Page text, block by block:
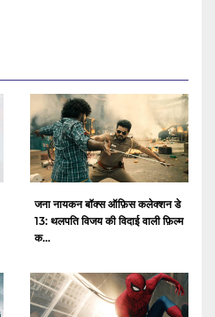
जना नायकन बॉक्स ऑफ़िस कलेक्शन डे
13: थलपति विजय की विदाई वाली फ़िल्म
क...